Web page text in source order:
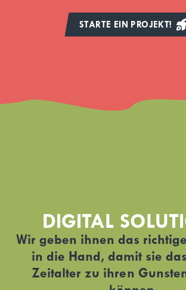
STARTE EIN PROJEKT!
DIGITAL
Wir geben ihnen das
in die Hand, damit sie
Zeitalter zu ihren